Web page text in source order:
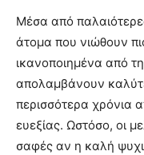
Μέσα από
άτομα που νιώθουν
ικανοποιημένα από
απολαμβάνουν
περισσότερα χρόνια
ευεξίας. Ωστόσο, οι
σαφές αν η καλή